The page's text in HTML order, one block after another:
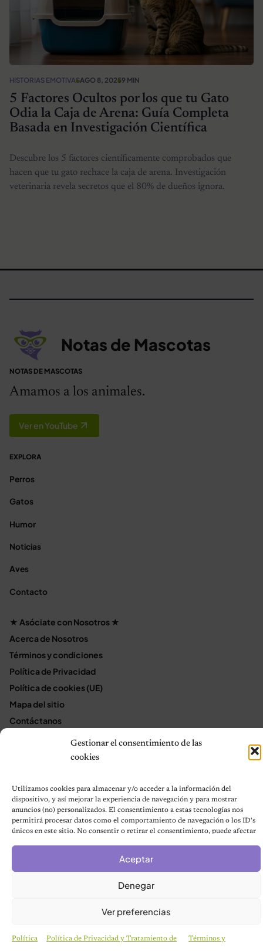
Gestionar el consentimiento de las
cookies
Utilizamos cookies para almacenar y/o acceder a la información del
dispositivo, y así mejorar la experiencia de navegación y para mostrar
anuncios (no) personalizados. El consentimiento a estas tecnologías nos
permitirá procesar datos como el comportamiento de navegación o los ID's
únicos en este sitio. No consentir o retirar el consentimiento, puede afectar
Aceptar
Denegar
Ver preferencias
Política Política de Privacidad y Tratamiento de Términos y
HISTORIAS EMOTIVASAGO 8, 20259 MIN
5 Factores Ocultos por los que tu Gato
Odia la Caja de Arena: Guía Completa
Basada en Investigación Científica
Descubre los 5 factores científicamente comprobados que
hacen que tu gato rechace la caja de arena. Investigación
veterinaria revela secretos que el 80% de dueños ignora.
Notas de Mascotas
NOTAS DE MASCOTAS
Amamos a los animales.
Ver en YouTube
EXPLORA
Perros
Gatos
Humor
Noticias
Aves
Contacto
★ Asóciate con Nosotros ★
Acerca de Nosotros
Términos y condiciones
Política de Privacidad
Política de cookies (UE)
Mapa del sitio
Contáctanos
Terms and Conditions
Política de privacidad